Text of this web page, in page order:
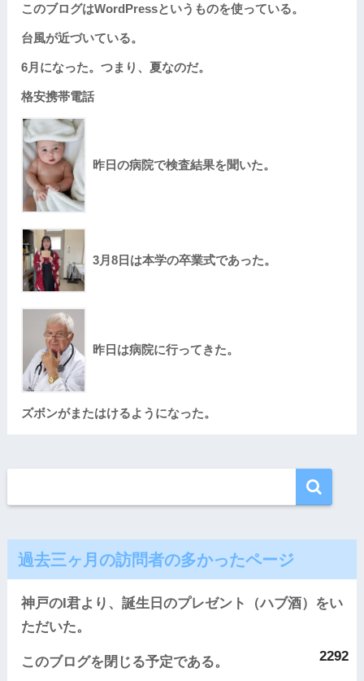
このブログはWordPressというものを使っている。
台風が近づいている。
6月になった。つまり、夏なのだ。
格安携帯電話
昨日の病院で検査結果を聞いた。
3月8日は本学の卒業式であった。
昨日は病院に行ってきた。
ズボンがまたはけるようになった。
過去三ヶ月の訪問者の多かったページ
神戸のI君より、誕生日のプレゼント（ハブ酒）をい
ただいた。
2292
このブログを閉じる予定である。